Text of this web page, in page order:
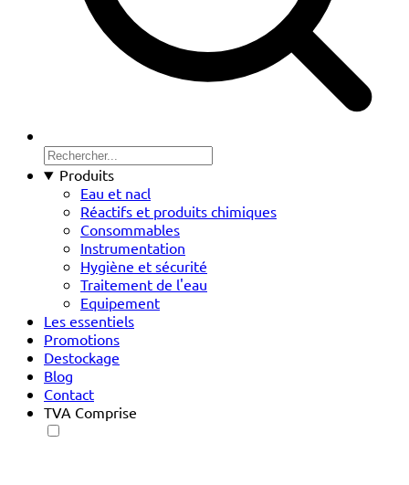
Produits
Eau et nacl
Réactifs et produits chimiques
Consommables
Instrumentation
Hygiène et sécurité
Traitement de l'eau
Equipement
Les essentiels
Promotions
Destockage
Blog
Contact
TVA Comprise